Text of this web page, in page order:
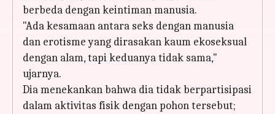
berbeda dengan keintiman manusia.
"Ada kesamaan antara seks dengan manusia
dan erotisme yang dirasakan kaum ekoseksual
dengan alam, tapi keduanya tidak sama,"
ujarnya.
Dia menekankan bahwa dia tidak berpartisipasi
dalam aktivitas fisik dengan pohon tersebut;